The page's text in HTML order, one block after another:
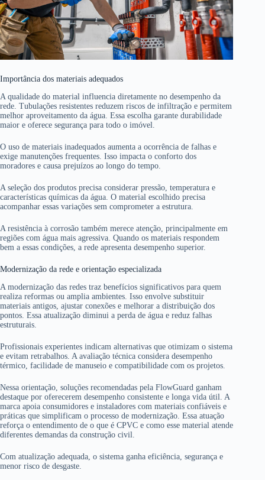
Importância dos materiais adequados
A qualidade do material influencia diretamente no desempenho da
rede. Tubulações resistentes reduzem riscos de infiltração e permitem
melhor aproveitamento da água. Essa escolha garante durabilidade
maior e oferece segurança para todo o imóvel.
O uso de materiais inadequados aumenta a ocorrência de falhas e
exige manutenções frequentes. Isso impacta o conforto dos
moradores e causa prejuízos ao longo do tempo.
A seleção dos produtos precisa considerar pressão, temperatura e
características químicas da água. O material escolhido precisa
acompanhar essas variações sem comprometer a estrutura.
A resistência à corrosão também merece atenção, principalmente em
regiões com água mais agressiva. Quando os materiais respondem
bem a essas condições, a rede apresenta desempenho superior.
Modernização da rede e orientação especializada
A modernização das redes traz benefícios significativos para quem
realiza reformas ou amplia ambientes. Isso envolve substituir
materiais antigos, ajustar conexões e melhorar a distribuição dos
pontos. Essa atualização diminui a perda de água e reduz falhas
estruturais.
Profissionais experientes indicam alternativas que otimizam o sistema
e evitam retrabalhos. A avaliação técnica considera desempenho
térmico, facilidade de manuseio e compatibilidade com os projetos.
Nessa orientação, soluções recomendadas pela FlowGuard ganham
destaque por oferecerem desempenho consistente e longa vida útil. A
marca apoia consumidores e instaladores com materiais confiáveis e
práticas que simplificam o processo de modernização. Essa atuação
reforça o entendimento de o que é CPVC e como esse material atende
diferentes demandas da construção civil.
Com atualização adequada, o sistema ganha eficiência, segurança e
menor risco de desgaste.